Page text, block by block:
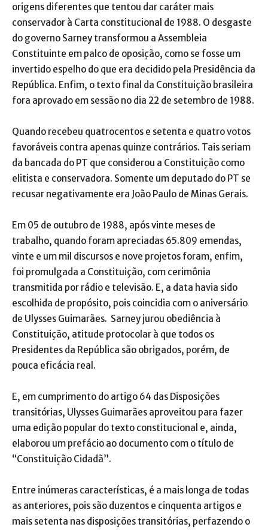
origens diferentes que tentou dar caráter mais
conservador à Carta constitucional de 1988. O desgaste
do governo Sarney transformou a Assembleia
Constituinte em palco de oposição, como se fosse um
invertido espelho do que era decidido pela Presidência da
República. Enfim, o texto final da Constituição brasileira
fora aprovado em sessão no dia 22 de setembro de 1988.
Quando recebeu quatrocentos e setenta e quatro votos
favoráveis contra apenas quinze contrários. Tais seriam
da bancada do PT que considerou a Constituição como
elitista e conservadora. Somente um deputado do PT se
recusar negativamente era João Paulo de Minas Gerais.
Em 05 de outubro de 1988, após vinte meses de
trabalho, quando foram apreciadas 65.809 emendas,
vinte e um mil discursos e nove projetos foram, enfim,
foi promulgada a Constituição, com cerimônia
transmitida por rádio e televisão. E, a data havia sido
escolhida de propósito, pois coincidia com o aniversário
de Ulysses Guimarães. Sarney jurou obediência à
Constituição, atitude protocolar à que todos os
Presidentes da República são obrigados, porém, de
pouca eficácia real.
E, em cumprimento do artigo 64 das Disposições
transitórias, Ulysses Guimarães aproveitou para fazer
uma edição popular do texto constitucional e, ainda,
elaborou um prefácio ao documento com o título de
“Constituição Cidadã”.
Entre inúmeras características, é a mais longa de todas
as anteriores, pois são duzentos e cinquenta artigos e
mais setenta nas disposições transitórias, perfazendo o